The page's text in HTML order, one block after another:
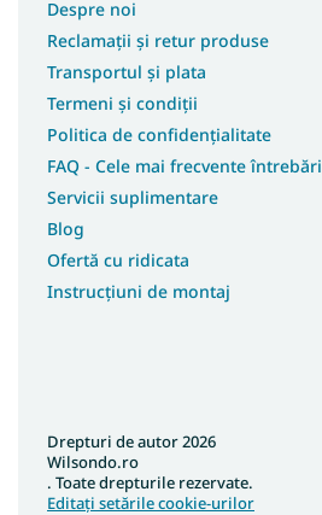
Saltele 85x195
Saltele 90x90
Saltele 95x200
Despre noi
Reclamații și retur produse
Transportul și plata
Termeni și condiții
Politica de confidențialitate
FAQ - Cele mai frecvente întrebări
Servicii suplimentare
Blog
Ofertă cu ridicata
Instrucțiuni de montaj
Drepturi de autor 2026
Wilsondo.ro
. Toate drepturile rezervate.
Editați setările cookie-urilor